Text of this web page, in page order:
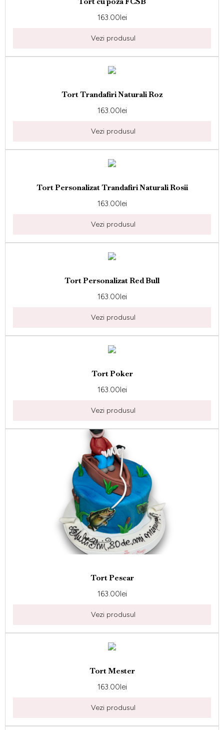
163.00lei
Vezi produsul
Tort Trandafiri Naturali Roz
163.00lei
Vezi produsul
Tort Personalizat Trandafiri Naturali Rosii
163.00lei
Vezi produsul
Tort Personalizat Red Bull
163.00lei
Vezi produsul
Tort Poker
163.00lei
Vezi produsul
Tort Pescar
163.00lei
Vezi produsul
Tort Mester
163.00lei
Vezi produsul